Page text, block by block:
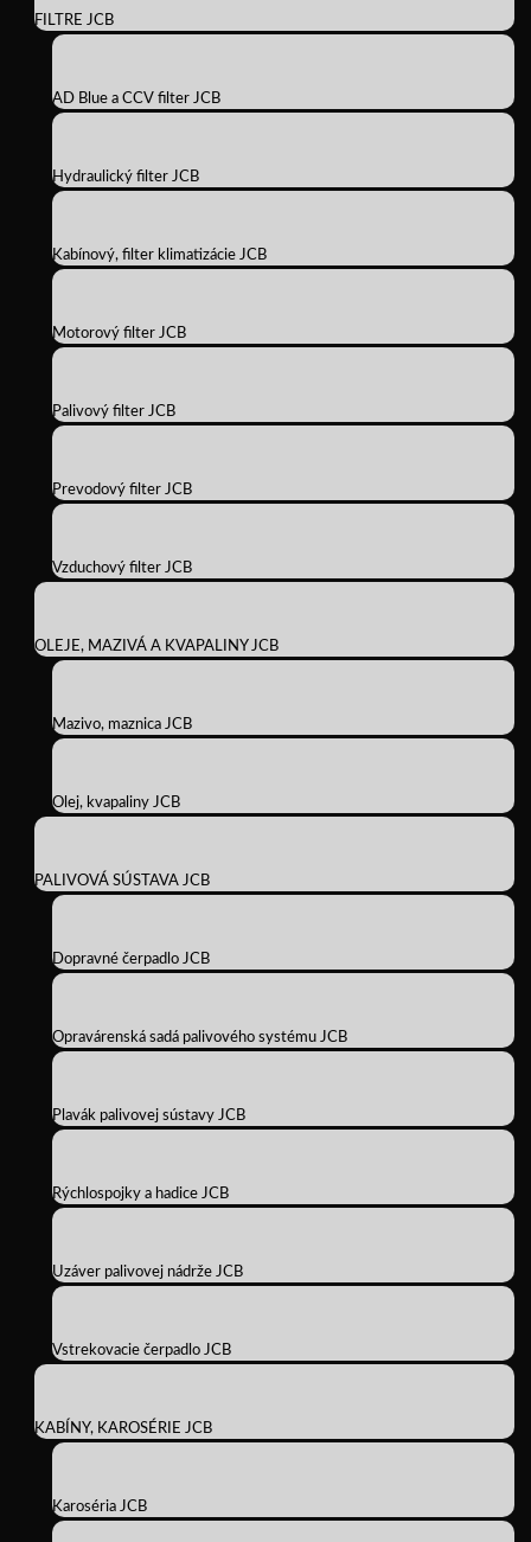
FILTRE JCB
AD Blue a CCV filter JCB
Hydraulický filter JCB
Kabínový, filter klimatizácie JCB
Motorový filter JCB
Palivový filter JCB
Prevodový filter JCB
Vzduchový filter JCB
OLEJE, MAZIVÁ A KVAPALINY JCB
Mazivo, maznica JCB
Olej, kvapaliny JCB
PALIVOVÁ SÚSTAVA JCB
Dopravné čerpadlo JCB
Opravárenská sadá palivového systému JCB
Plavák palivovej sústavy JCB
Rýchlospojky a hadice JCB
Uzáver palivovej nádrže JCB
Vstrekovacie čerpadlo JCB
KABÍNY, KAROSÉRIE JCB
Karoséria JCB